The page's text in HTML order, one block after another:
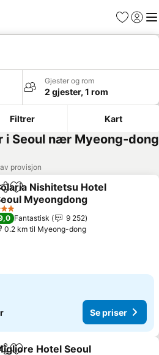
Favoritter
Logg
Gjester og rom
2 gjester, 1 rom
Filtrer Kart
Seoul nær Myeong-dong
provisjon
Legg til i favoritter
Nishitetsu Hotel
Myeongdong
priser
Fantastisk
9 252
0.2 km til Myeong-dong
Se priser
Hotel Seoul